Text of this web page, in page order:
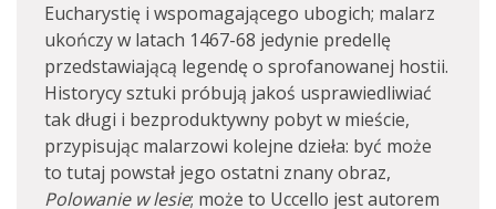
Eucharystię i wspomagającego ubogich; malarz
ukończy w latach 1467-68 jedynie predellę
przedstawiającą legendę o sprofanowanej hostii.
Historycy sztuki próbują jakoś usprawiedliwiać
tak długi i bezproduktywny pobyt w mieście,
przypisując malarzowi kolejne dzieła: być może
to tutaj powstał jego ostatni znany obraz,
Polowanie w lesie; może to Uccello jest autorem